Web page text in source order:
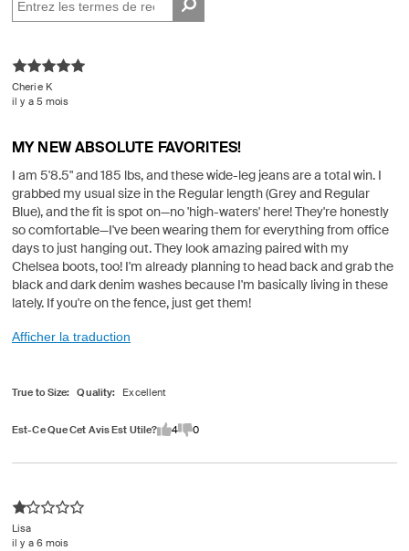
critiques
MY NEW ABSOLUTE FAVORITES!
il y a 5 mois
Cherie K
I am 5'8.5" and 185 lbs, and these wide-leg jeans are a total win. I
grabbed my usual size in the Regular length (Grey and Regular
Blue), and the fit is spot on—no 'high-waters' here! They're honestly
so comfortable—I've been wearing them for everything from office
days to just hanging out. They look amazing paired with my
Chelsea boots, too! I'm already planning to head back and grab the
black and dark denim washes because I'm basically living in these
lately. If you're on the fence, just get them!
Afficher la traduction
True to Size Quality
Est-Ce Que Cet Avis Est Utile? 4 0
il y a 6 mois
Lisa